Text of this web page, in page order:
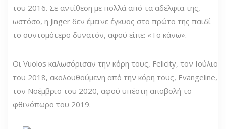
του 2016. Σε αντίθεση με πολλά από τα αδέλφια της,
ωστόσο, η Jinger δεν έμεινε έγκυος στο πρώτο της παιδί
το συντομότερο δυνατόν, αφού είπε: «Το κάνω».
Οι Vuolos καλωσόρισαν την κόρη τους, Felicity, τον Ιούλιο
του 2018, ακολουθούμενη από την κόρη τους, Evangeline,
τον Νοέμβριο του 2020, αφού υπέστη αποβολή το
φθινόπωρο του 2019.